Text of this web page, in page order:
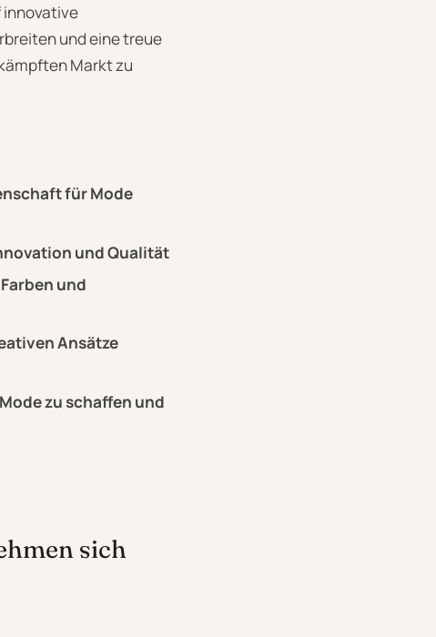
innovative
und eine treue
Markt zu
für Mode
und Qualität
und
Ansätze
zu schaffen und
sich